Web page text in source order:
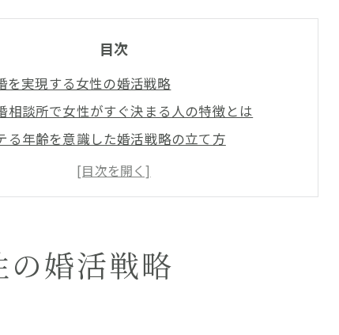
目次
を実現する女性の婚活戦略
相談所で女性がすぐ決まる人の特徴とは
る年齢を意識した婚活戦略の立て方
所ならではの女性の早期結婚成功術
を急ぐ女性が意識すべきポイント
所で女性がすぐ決まる理由とは
相談所で女性がすぐ決まる人の傾向を解説
の婚活戦略